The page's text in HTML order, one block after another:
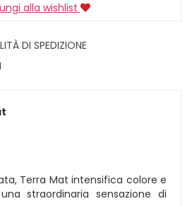
alla wishlist
DI SPEDIZIONE
Terra Mat intensifica colore e
straordinaria sensazione di